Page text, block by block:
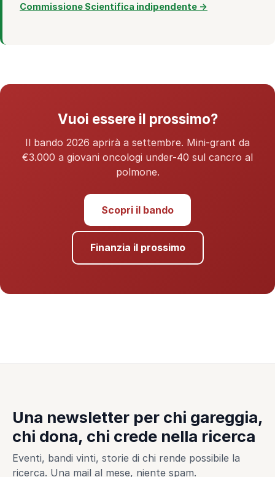
Commissione Scientifica indipendente →
Vuoi essere il prossimo?
Il bando 2026 aprirà a settembre. Mini-grant da
€3.000 a giovani oncologi under-40 sul cancro al
polmone.
Scopri il bando
Finanzia il prossimo
Una newsletter per chi gareggia,
chi dona, chi crede nella ricerca
Eventi, bandi vinti, storie di chi rende possibile la
ricerca. Una mail al mese, niente spam.